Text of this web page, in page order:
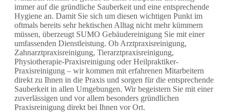
immer auf die gründliche Sauberkeit und eine entsprechende
Hygiene an. Damit Sie sich um diesen wichtigen Punkt im
oftmals bereits sehr hektischen Alltag nicht mehr kümmern
müssen, überzeugt SUMO Gebäudereinigung Sie mit einer
umfassenden Dienstleistung. Ob Arztpraxisreinigung,
Zahnarztpraxisreinigung, Tierarztpraxisreinigung,
Physiotherapie-Praxisreinigung oder Heilpraktiker-
Praxisreinigung – wir kommen mit erfahrenen Mitarbeitern
direkt zu Ihnen in die Praxis und sorgen für die entsprechende
Sauberkeit in allen Umgebungen. Wir begeistern Sie mit einer
zuverlässigen und vor allem besonders gründlichen
Praxisreinigung direkt bei Ihnen vor Ort.